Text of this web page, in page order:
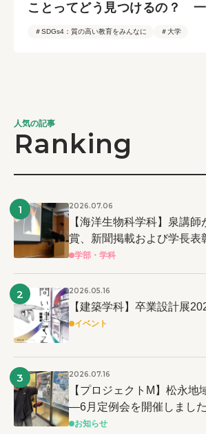
ことってどう見つけるの？
るコツ～
＃SDGs4：質の高い教育をみんなに ＃大学
人気の記事
Ranking
1 2026.07.06
【海洋生物科学科】泉講
賞、新聞掲載および学長表
学部・学科
2 2026.05.16
【建築学科】卒業設計展
イベント
3 2026.07.16
【プロジェクトM】松永地
―6月定例会を開催しました
お知らせ